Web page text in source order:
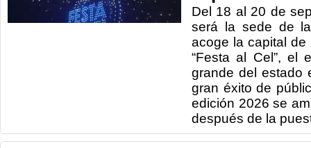
Del 18 al 20 de
será la sede de
acoge la capital
“Festa al Cel”, el
grande del estado
gran éxito de
edición 2026 se
después de la